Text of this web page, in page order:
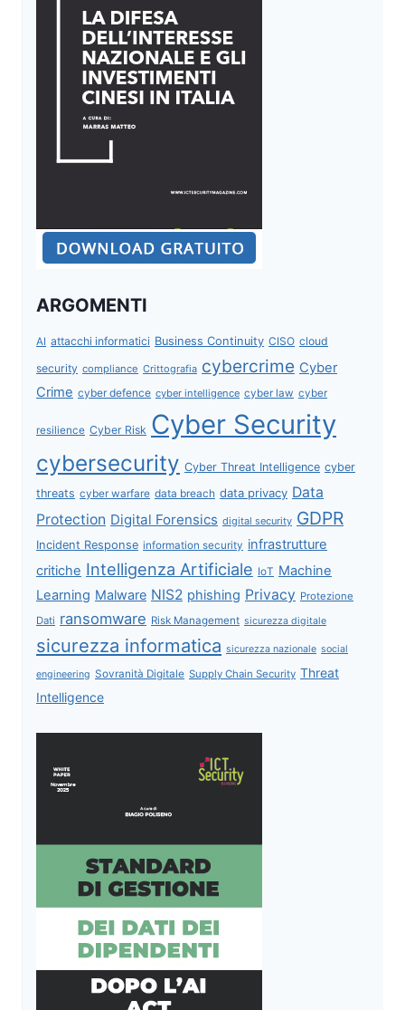
ARGOMENTI
AI attacchi informatici Business Continuity CISO cloud
security compliance Crittografia cybercrime Cyber
Crime cyber defence cyber intelligence cyber law cyber
resilience Cyber Risk Cyber Security
cybersecurity Cyber Threat Intelligence cyber
threats cyber warfare data breach data privacy Data
Protection Digital Forensics digital security GDPR
Incident Response information security infrastrutture
critiche Intelligenza Artificiale IoT Machine
Learning Malware NIS2 phishing Privacy Protezione
Dati ransomware Risk Management sicurezza digitale
sicurezza informatica sicurezza nazionale social
engineering Sovranità Digitale Supply Chain Security Threat
Intelligence